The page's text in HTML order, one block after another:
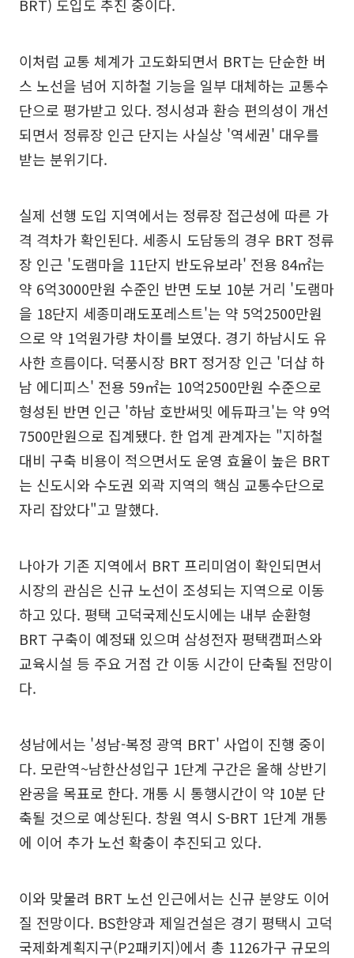
BRT) 도입도 추진 중이다.
이처럼 교통 체계가 고도화되면서 BRT는 단순한 버
스 노선을 넘어 지하철 기능을 일부 대체하는 교통수
단으로 평가받고 있다. 정시성과 환승 편의성이 개선
되면서 정류장 인근 단지는 사실상 '역세권' 대우를
받는 분위기다.
실제 선행 도입 지역에서는 정류장 접근성에 따른 가
격 격차가 확인된다. 세종시 도담동의 경우 BRT 정류
장 인근 '도램마을 11단지 반도유보라' 전용 84㎡는
약 6억3000만원 수준인 반면 도보 10분 거리 '도램마
을 18단지 세종미래도포레스트'는 약 5억2500만원
으로 약 1억원가량 차이를 보였다. 경기 하남시도 유
사한 흐름이다. 덕풍시장 BRT 정거장 인근 '더샵 하
남 에디피스' 전용 59㎡는 10억2500만원 수준으로
형성된 반면 인근 '하남 호반써밋 에듀파크'는 약 9억
7500만원으로 집계됐다. 한 업계 관계자는 "지하철
대비 구축 비용이 적으면서도 운영 효율이 높은 BRT
는 신도시와 수도권 외곽 지역의 핵심 교통수단으로
자리 잡았다"고 말했다.
나아가 기존 지역에서 BRT 프리미엄이 확인되면서
시장의 관심은 신규 노선이 조성되는 지역으로 이동
하고 있다. 평택 고덕국제신도시에는 내부 순환형
BRT 구축이 예정돼 있으며 삼성전자 평택캠퍼스와
교육시설 등 주요 거점 간 이동 시간이 단축될 전망이
다.
성남에서는 '성남-복정 광역 BRT' 사업이 진행 중이
다. 모란역~남한산성입구 1단계 구간은 올해 상반기
완공을 목표로 한다. 개통 시 통행시간이 약 10분 단
축될 것으로 예상된다. 창원 역시 S-BRT 1단계 개통
에 이어 추가 노선 확충이 추진되고 있다.
이와 맞물려 BRT 노선 인근에서는 신규 분양도 이어
질 전망이다. BS한양과 제일건설은 경기 평택시 고덕
국제화계획지구(P2패키지)에서 총 1126가구 규모의